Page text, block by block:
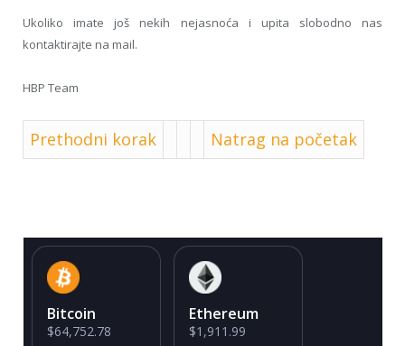
Ukoliko imate još nekih nejasnoća i upita slobodno nas
kontaktirajte na mail.
HBP Team
Prethodni korak Natrag na početak
Bitcoin
$64,752.78
Ethereum
$1,911.99